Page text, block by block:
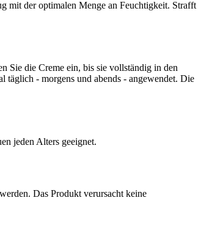
mit der optimalen Menge an Feuchtigkeit. Strafft
Sie die Creme ein, bis sie vollständig in den
täglich - morgens und abends - angewendet. Die
jeden Alters geeignet.
Das Produkt verursacht keine